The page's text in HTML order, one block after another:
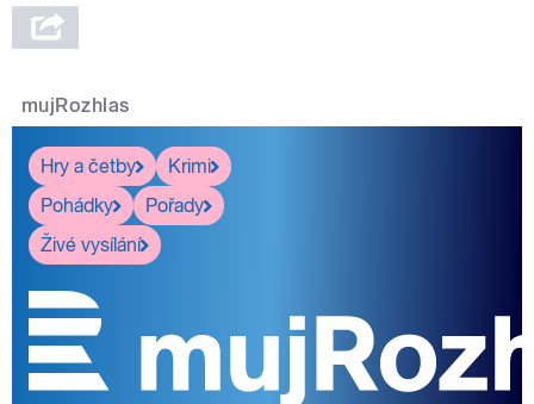
mujRozhlas
Hry a četby
Krimi
Pohádky
Pořady
Živé vysílání